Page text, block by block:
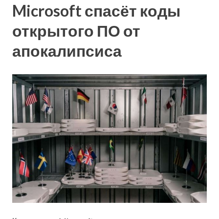
Microsoft спасёт коды
открытого ПО от
апокалипсиса